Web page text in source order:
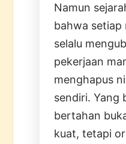
Namun
bahwa setiap
selalu
pekerjaan
menghapus
sendiri. Yang
bertahan
kuat, tetapi